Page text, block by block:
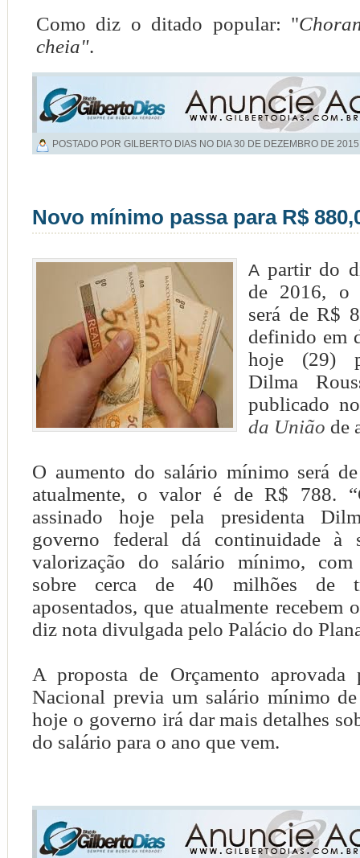
Como diz o ditado popular: "
cheia".
POSTADO POR GILBERTO DIAS NO DIA30 DE DEZEMBRO DE 2015
Novo mínimo passa para R$
A partir do
de 2016, o
será de R$
definido em
hoje (29)
Dilma
publicado no
da União de
O aumento do salário mínimo será
atualmente, o valor é de R$ 788.
assinado hoje pela presidenta
governo federal dá continuidade à
valorização do salário mínimo,
sobre cerca de 40 milhões de
aposentados, que atualmente recebem
diz nota divulgada pelo Palácio do
A proposta de Orçamento aprovada
Nacional previa um salário mínimo
hoje o governo irá dar mais detalhes
do salário para o ano que vem.